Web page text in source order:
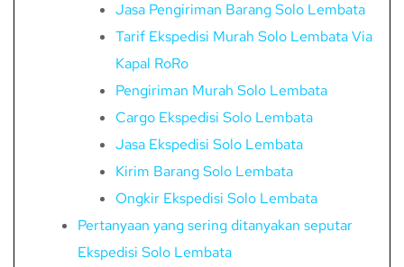
Jasa Pengiriman Barang Solo Lembata
Tarif Ekspedisi Murah Solo Lembata Via
Kapal RoRo
Pengiriman Murah Solo Lembata
Cargo Ekspedisi Solo Lembata
Jasa Ekspedisi Solo Lembata
Kirim Barang Solo Lembata
Ongkir Ekspedisi Solo Lembata
Pertanyaan yang sering ditanyakan seputar
Ekspedisi Solo Lembata